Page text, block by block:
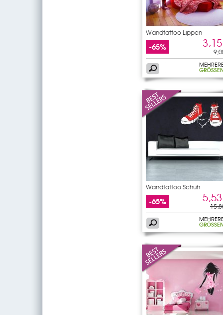
Wandtattoo Lippen
-65%
GRÖSSEN
Wandtattoo Schuh
-65%
GRÖSSEN